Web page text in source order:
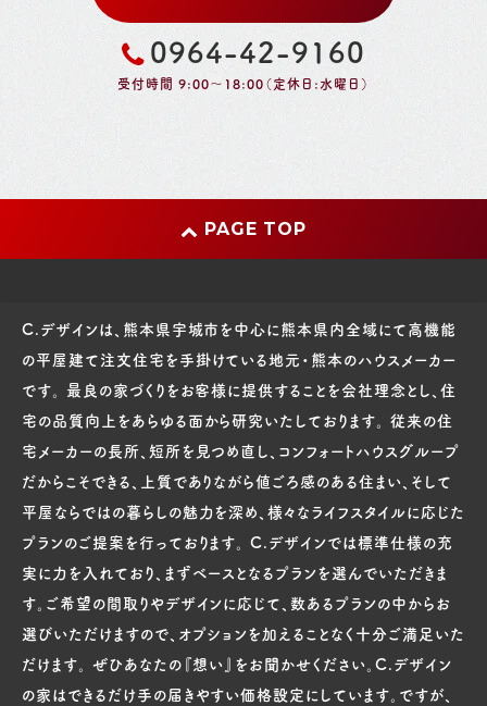
0964-42-9160
受付時間 9:00～18:00（定休日:水曜日）
PAGE TOP
C.デザインは、熊本県宇城市を中心に熊本県内全域にて高機能
の平屋建て注文住宅を手掛けている地元・熊本のハウスメーカー
です。 最良の家づくりをお客様に提供することを会社理念とし、住
宅の品質向上をあらゆる面から研究いたしております。 従来の住
宅メーカーの長所、短所を見つめ直し、コンフォートハウスグループ
だからこそできる、上質でありながら値ごろ感のある住まい、そして
平屋ならではの暮らしの魅力を深め、様々なライフスタイルに応じた
プランのご提案を行っております。 C.デザインでは標準仕様の充
実に力を入れており、まずベースとなるプランを選んでいただきま
す。ご希望の間取りやデザインに応じて、数あるプランの中からお
選びいただけますので、オプションを加えることなく十分ご満足いた
だけます。 ぜひあなたの『想い』をお聞かせください。C.デザイン
の家はできるだけ手の届きやすい価格設定にしています。ですが、